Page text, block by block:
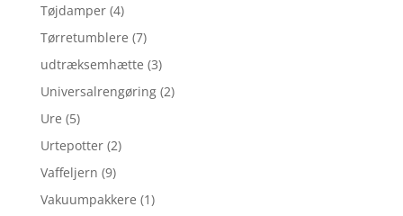
Tøjdamper (4)
Tørretumblere (7)
udtræksemhætte (3)
Universalrengøring (2)
Ure (5)
Urtepotter (2)
Vaffeljern (9)
Vakuumpakkere (1)